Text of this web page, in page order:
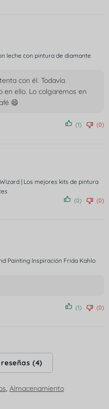
leche con pintura de diamante
con él. Todavía
en ello. Lo colgaremos en
😄
(1) (0)
| Los mejores kits de pintura
(0) (0)
Painting Inspiración Frida Kahlo
(1) (0)
(4)
, Almacenamiento